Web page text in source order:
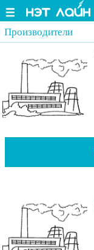
Производители